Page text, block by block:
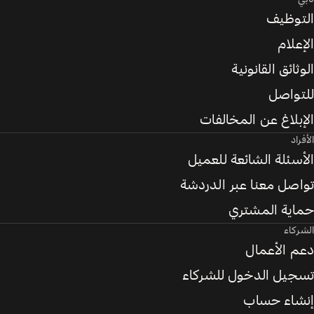
التوظيف
الإعلام
الوثائق القانونية
للتواصل
الإبلاغ عن المخالفات
الأفراد
الأسئلة الشائعة للعميل
تواصل معنا عبر الدردشة
حماية المشتري
الشركاء
دعم الأعمال
تسجيل الدخول للشركاء
إنشاء حساب